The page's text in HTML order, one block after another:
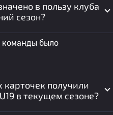
в пользу клуба
сезон?
команды было
получили
в текущем сезоне?